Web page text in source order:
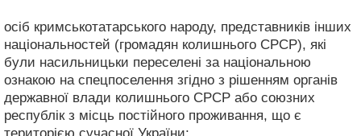
осіб кримськотатарського народу, представників інших
національностей (громадян колишнього СРСР), які
були насильницьки переселені за національною
ознакою на спецпоселення згідно з рішенням органів
державної влади колишнього СРСР або союзних
республік з місць постійного проживання, що є
територією сучасної України;